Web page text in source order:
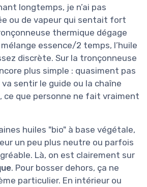
longtemps, je n’ai pas
ou de vapeur qui sentait fort
thermique dégage
essence/2 temps, l’huile
discrète. Sur la tronçonneuse
plus simple : quasiment pas
va sentir le guide ou la chaîne
ce que personne ne fait vraiment
huiles "bio" à base végétale,
un peu plus neutre ou parfois
Là, on est clairement sur
. Pour bosser dehors, ça ne
particulier. En intérieur ou